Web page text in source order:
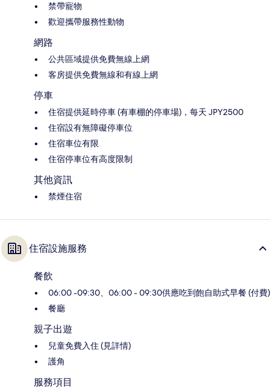
禁帶寵物
歡迎攜帶服務性動物
網路
公共區域提供免費無線上網
客房提供免費無線和有線上網
停車
住宿提供延時停車 (有車棚的停車場)，每天 JPY2500
住宿設有無障礙停車位
住宿車位有限
住宿停車位有高度限制
其他資訊
禁煙住宿
住宿設施服務
餐飲
06:00 -09:30、06:00 - 09:30供應吃到飽自助式早餐 (付費)
餐廳
親子出遊
兒童免費入住 (見詳情)
護角
服務項目